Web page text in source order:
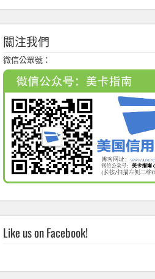
關注我們
微信公眾號：
Like us on Facebook!